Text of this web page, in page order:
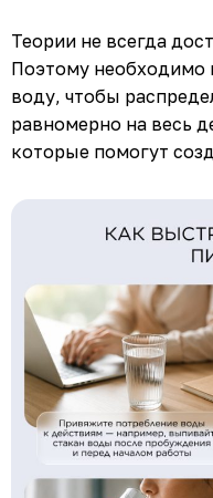
Теории не всегда
Поэтому необходимо
воду, чтобы
равномерно на весь
которые помогут